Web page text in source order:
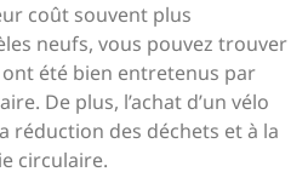
coût souvent plus
neufs, vous pouvez trouver
été bien entretenus par
De plus, l’achat d’un vélo
réduction des déchets et à la
circulaire.